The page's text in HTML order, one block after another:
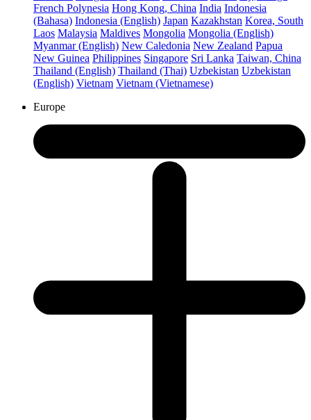
French Polynesia Hong Kong, China India Indonesia
(Bahasa) Indonesia (English) Japan Kazakhstan Korea, South
Laos Malaysia Maldives Mongolia Mongolia (English)
Myanmar (English) New Caledonia New Zealand Papua
New Guinea Philippines Singapore Sri Lanka Taiwan, China
Thailand (English) Thailand (Thai) Uzbekistan Uzbekistan
(English) Vietnam Vietnam (Vietnamese)
Europe